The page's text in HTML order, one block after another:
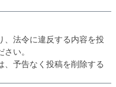
、法令に違反する内容を投
い。
、予告なく投稿を削除する